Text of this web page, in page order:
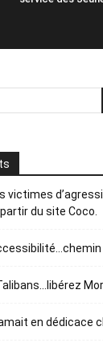
victimes
du site Coco.
en dédicace